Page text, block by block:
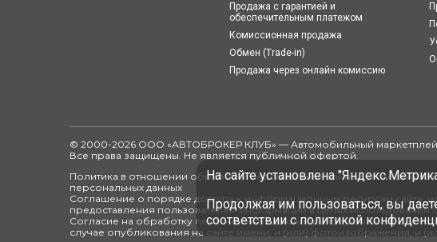
На сайте установлена
Продолжая им пользоваться, вы
соответствии сполитикой
Продажа с гарантией и
обеспечительным платежом
Комиссионная продажа
Обмен (Trade-in)
Продажа через онлайн комиссию
© 2000-2026 ООО «АВТОБРОКЕР КЛУБ» — Автомобильный
Все права защищены. Не является публичной офертой.
Политика в отношении обработки персональных данных, и сведения
персональных данных
Соглашение о порядке доступа к информационным ресурсам сайта,
предоставления пользователем информации в целях использования
Согласие на обработку персональных данных, разрешенных
случае опубликования на сайте имени, и (или) фотоизображения, и